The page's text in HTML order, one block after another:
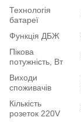
Технологія
батареї
Функція ДБЖ
Пікова
потужність, Вт
Виходи
споживачів
Кількість
розеток 220V